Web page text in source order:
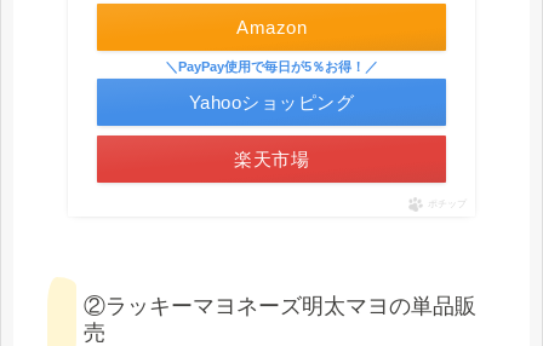
Amazon
楽天市場
＼PayPay使用で毎日が5％お得！／
Yahooショッピング
ポチップ
②ラッキーマヨネーズ明太マヨの単品販
売